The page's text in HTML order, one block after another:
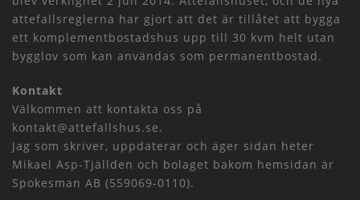
attefallsreglerna har gjort att det är tillåtet att bygga
ett komplementbostadshus upp till 30 kvm helt utan
bygglov som kan användas som permanentbostad.
Kontakt
Välkommen att kontakta oss på
kontakt@attefallshus.se.
Jag som skriver, uppdaterar och äger sidan heter
Mikael Asp-Tjällden och bolaget bakom hemsidan är
Spokesman AB (559069-0110).